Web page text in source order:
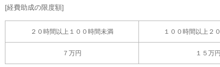
[経費助成の限度額]
２０時間以上１００時間未満 １００時間以上２
７万円 １５万